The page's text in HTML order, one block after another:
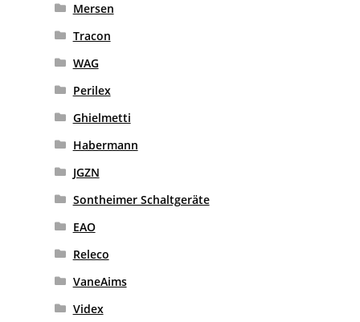
Mersen
Tracon
WAG
Perilex
Ghielmetti
Habermann
JGZN
Sontheimer Schaltgeräte
EAO
Releco
VaneAims
Videx